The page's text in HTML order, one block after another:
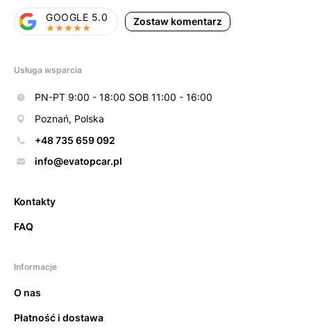
Zostaw komentarz
GOOGLE 5.0
Usługa wsparcia
PN-PT 9:00 - 18:00 SOB 11:00 - 16:00
Poznań, Polska
+48 735 659 092
info@evatopcar.pl
Kontakty
FAQ
Informacje
O nas
Płatność i dostawa